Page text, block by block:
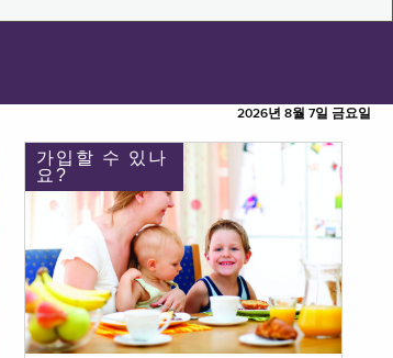
2026년 8월 7일 금요일
가입할 수 있나
요?